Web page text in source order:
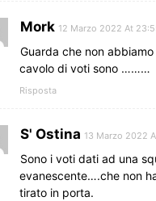
Mork 12 Marzo 2022 At
Guarda che non
cavolo di voti sono ………
Risposta
S' Ostina 13 Marzo 2022
Sono i voti dati ad una
evanescente….che non
tirato in porta.